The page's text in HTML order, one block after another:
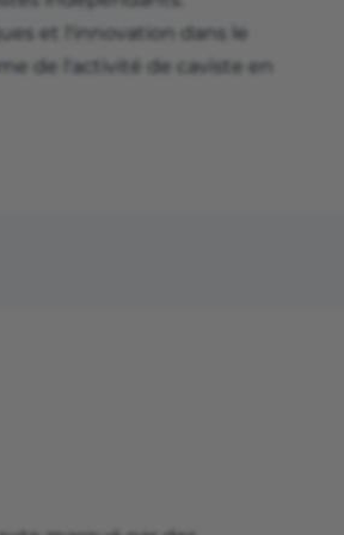
et l'innovation dans le
de l'activité de caviste en